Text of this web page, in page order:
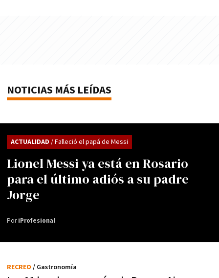
NOTICIAS MÁS LEÍDAS
Lionel Messi ya está en Rosario
para el último adiós a su padre
Jorge
ACTUALIDAD / Falleció el papá de Messi
PoriProfesional
RECREO / Gastronomía